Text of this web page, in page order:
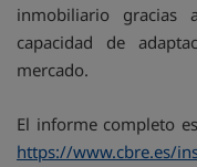
inmobiliario gracias
capacidad de
mercado.
El informe completo
https://www.cbre.es/